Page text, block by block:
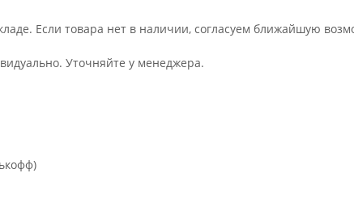
Если товара нет в наличии, согласуем ближайшую
Уточняйте у менеджера.